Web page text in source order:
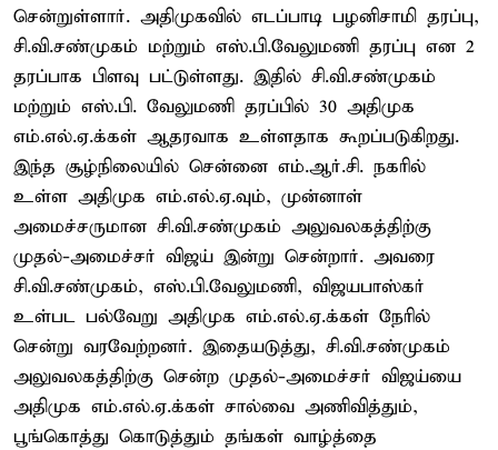
சென்றுள்ளார். அதிமுகவில் எடப்பாடி பழனிசாமி தரப்பு,
சி.வி.சண்முகம் மற்றும் எஸ்.பி.வேலுமணி தரப்பு என 2
தரப்பாக பிளவு பட்டுள்ளது. இதில் சி.வி.சண்முகம்
மற்றும் எஸ்.பி. வேலுமணி தரப்பில் 30 அதிமுக
எம்.எல்.ஏ.க்கள் ஆதரவாக உள்ளதாக கூறப்படுகிறது.
இந்த சூழ்நிலையில் சென்னை எம்.ஆர்.சி. நகரில்
உள்ள அதிமுக எம்.எல்.ஏ.வும், முன்னாள்
அமைச்சருமான சி.வி.சண்முகம் அலுவலகத்திற்கு
முதல்-அமைச்சர் விஜய் இன்று சென்றார். அவரை
சி.வி.சண்முகம், எஸ்.பி.வேலுமணி, விஜயபாஸ்கர்
உள்பட பல்வேறு அதிமுக எம்.எல்.ஏ.க்கள் நேரில்
சென்று வரவேற்றனர். இதையடுத்து, சி.வி.சண்முகம்
அலுவலகத்திற்கு சென்ற முதல்-அமைச்சர் விஜய்யை
அதிமுக எம்.எல்.ஏ.க்கள் சால்வை அணிவித்தும்,
பூங்கொத்து கொடுத்தும் தங்கள் வாழ்த்தை